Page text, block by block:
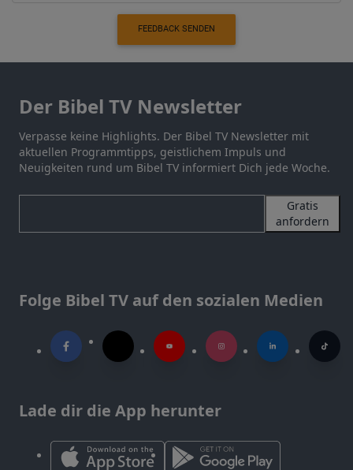
FEEDBACK SENDEN
Der Bibel TV Newsletter
Verpasse keine Highlights. Der Bibel TV Newsletter mit
aktuellen Programmtipps, geistlichem Impuls und
Neuigkeiten rund um Bibel TV informiert Dich jede Woche.
Gratis
anfordern
Folge Bibel TV auf den sozialen Medien
Lade dir die App herunter